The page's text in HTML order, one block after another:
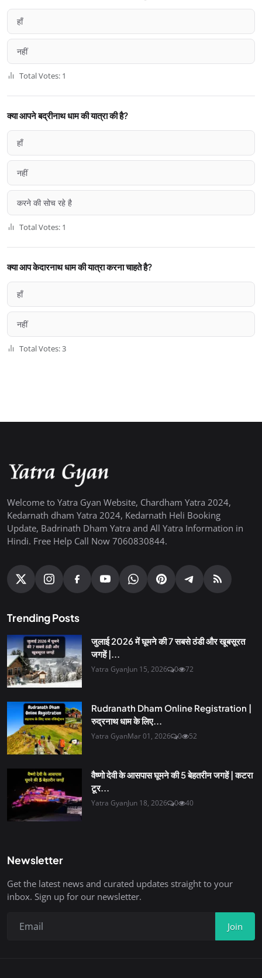
हाँ
नहीं
Total Votes: 1
क्या आपने बद्रीनाथ धाम की यात्रा की है?
हाँ
नहीं
करने की सोच रहे है
Total Votes: 1
क्या आप केदारनाथ धाम की यात्रा करना चाहते है?
हाँ
नहीं
Total Votes: 3
Welcome to Yatra Gyan Website, Chardham Yatra 2024,
Kedarnath dham Yatra 2024, Kedarnath Heli Booking
Update, Badrinath Dham Yatra and All Yatra Information in
Hindi. Free Help Call Now 7060830844.
Trending Posts
जुलाई 2026 में घूमने की 7 सबसे ठंडी और खूबसूरत
जगहें |...
Yatra GyanJun 15, 2026 0 72
Rudranath Dham Online Registration |
रुद्रनाथ धाम के लिए...
Yatra GyanMar 01, 2026 0 52
वैष्णो देवी के आसपास घूमने की 5 बेहतरीन जगहें | कटरा
टूर...
Yatra GyanJun 18, 2026 0 40
Newsletter
Get the latest news and curated updates straight to your
inbox. Sign up for our newsletter.
Join